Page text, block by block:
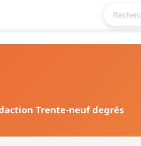
Trente-neuf degrés